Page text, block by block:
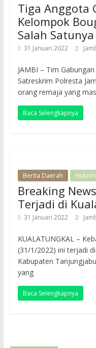
Tiga Anggota
Kelompok
Salah
31 Januari 2022
JAMBI – Tim
Satreskrim Polresta
orang remaja yang
Baca Selengkapnya
Berita Daerah Hukrim
Breaking
Terjadi di
31 Januari 2022
KUALATUNGKAL –
(31/1/2022) ini terjadi
Kabupaten
yang
Baca Selengkapnya